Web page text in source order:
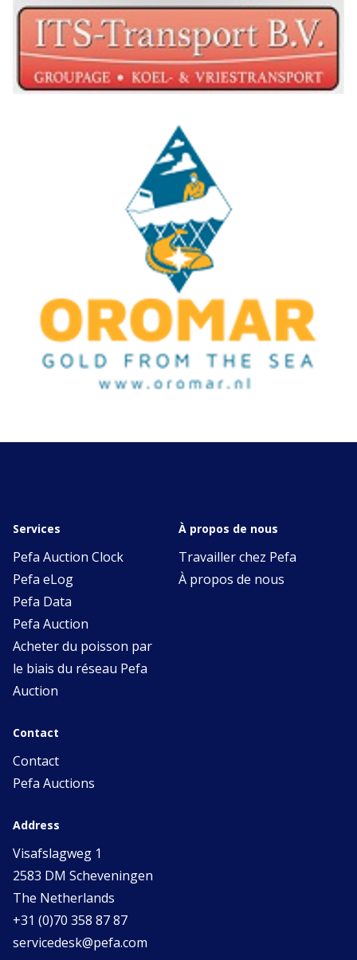
Services
Pefa Auction Clock
Pefa eLog
Pefa Data
Pefa Auction
Acheter du poisson par
le biais du réseau Pefa
Auction
À propos de nous
Travailler chez Pefa
À propos de nous
Contact
Contact
Pefa Auctions
Address
Visafslagweg 1
2583 DM Scheveningen
The Netherlands
+31 (0)70 358 87 87
servicedesk@pefa.com